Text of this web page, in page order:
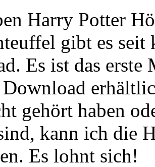
Harry Potter
gibt es
Es ist das erste
gehört haben
kann ich die
Es lohnt sich!